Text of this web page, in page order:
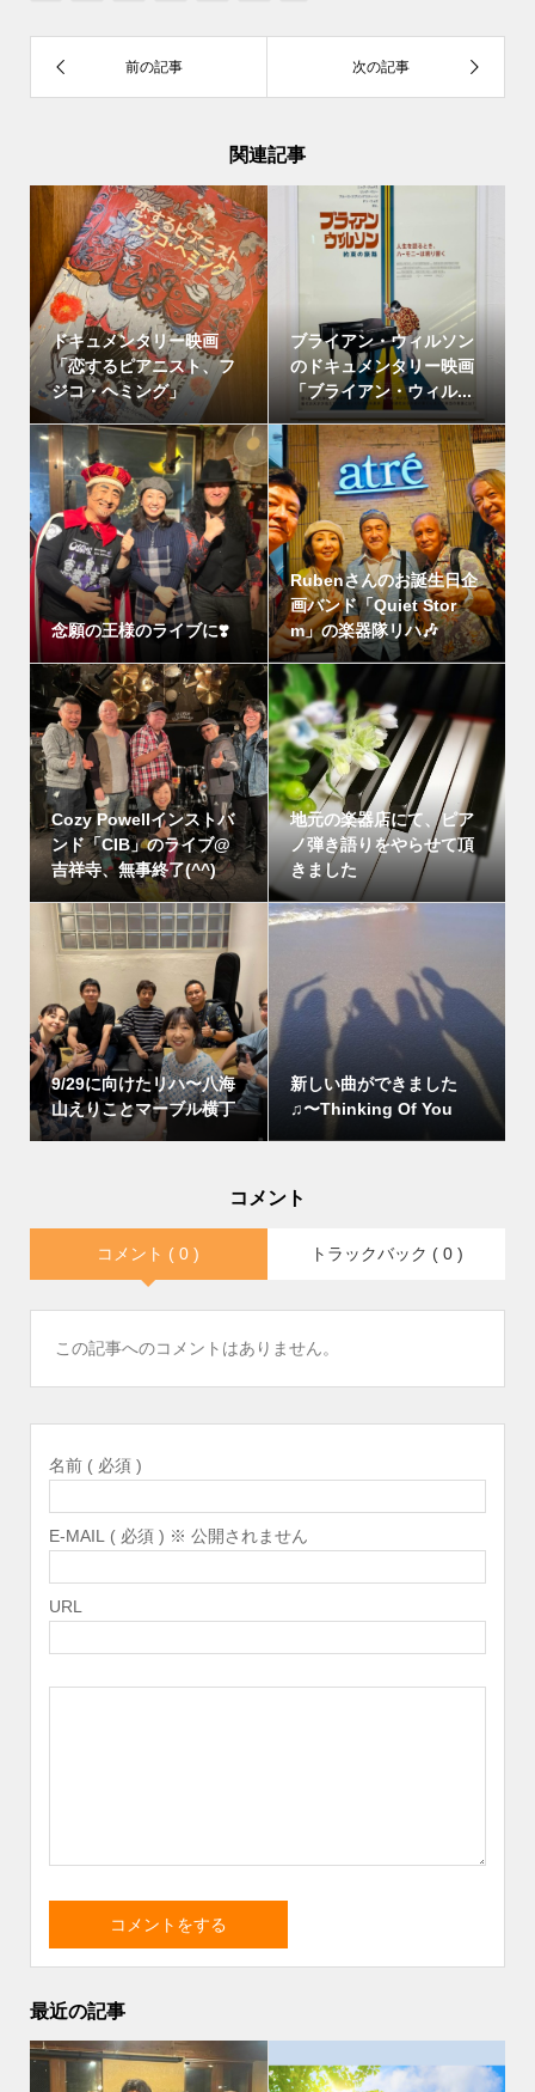
関連記事
ドキュメンタリー映画
「恋するピアニスト、フ
ジコ・ヘミング」
ブライアン・ウィルソン
のドキュメンタリー映画
「ブライアン・ウィル...
念願の王様のライブに❣️
Rubenさんのお誕生日企
画バンド「Quiet Stor
m」の楽器隊リハ🎶
Cozy Powellインストバ
ンド「CIB」のライブ@
吉祥寺、無事終了(^^)
地元の楽器店にて、ピア
ノ弾き語りをやらせて頂
きました
9/29に向けたリハ〜八海
山えりことマーブル横丁
新しい曲ができました
♫〜Thinking Of You
コメント
コメント ( 0 ) トラックバック ( 0 )
この記事へのコメントはありません。
名前 ( 必須 )
E-MAIL ( 必須 ) ※ 公開されません
URL
最近の記事